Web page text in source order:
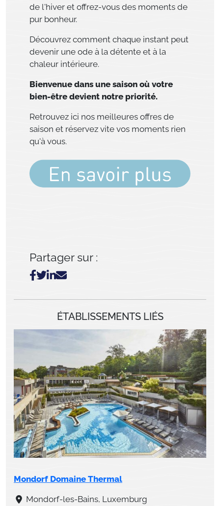
de l'hiver et offrez-vous des moments de
pur bonheur.
Découvrez comment chaque instant peut
devenir une ode à la détente et à la
chaleur intérieure.
Bienvenue dans une saison où votre
bien-être devient notre priorité.
Retrouvez ici nos meilleures offres de
saison et réservez vite vos moments rien
qu'à vous.
Partager sur :
ÉTABLISSEMENTS LIÉS
Mondorf Domaine Thermal
Mondorf-les-Bains, Luxemburg